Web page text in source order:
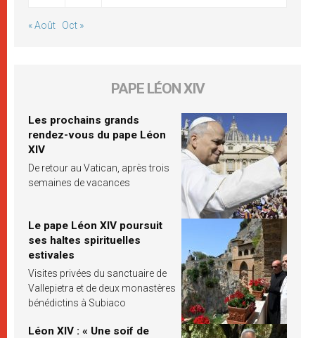
« Août Oct »
PAPE LÉON XIV
Les prochains grands
rendez-vous du pape Léon
XIV
De retour au Vatican, après trois
semaines de vacances
Le pape Léon XIV poursuit
ses haltes spirituelles
estivales
Visites privées du sanctuaire de
Vallepietra et de deux monastères
bénédictins à Subiaco
Léon XIV : « Une soif de